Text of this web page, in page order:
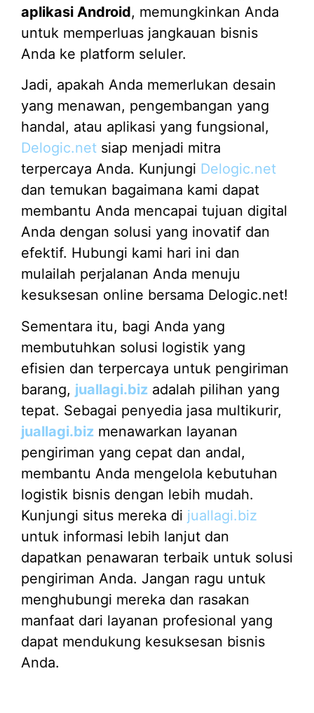
aplikasi Android, memungkinkan Anda
untuk memperluas jangkauan bisnis
Anda ke platform seluler.
Jadi, apakah Anda memerlukan desain
yang menawan, pengembangan yang
handal, atau aplikasi yang fungsional,
Delogic.net siap menjadi mitra
terpercaya Anda. Kunjungi Delogic.net
dan temukan bagaimana kami dapat
membantu Anda mencapai tujuan digital
Anda dengan solusi yang inovatif dan
efektif. Hubungi kami hari ini dan
mulailah perjalanan Anda menuju
kesuksesan online bersama Delogic.net!
Sementara itu, bagi Anda yang
membutuhkan solusi logistik yang
efisien dan terpercaya untuk pengiriman
barang, juallagi.biz adalah pilihan yang
tepat. Sebagai penyedia jasa multikurir,
juallagi.biz menawarkan layanan
pengiriman yang cepat dan andal,
membantu Anda mengelola kebutuhan
logistik bisnis dengan lebih mudah.
Kunjungi situs mereka di juallagi.biz
untuk informasi lebih lanjut dan
dapatkan penawaran terbaik untuk solusi
pengiriman Anda. Jangan ragu untuk
menghubungi mereka dan rasakan
manfaat dari layanan profesional yang
dapat mendukung kesuksesan bisnis
Anda.